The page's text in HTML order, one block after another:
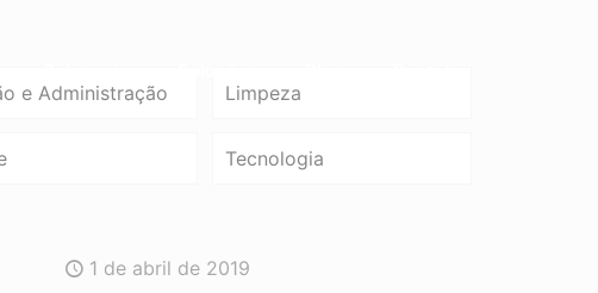
e Administração Limpeza
Tecnologia
1 de abril de 2019